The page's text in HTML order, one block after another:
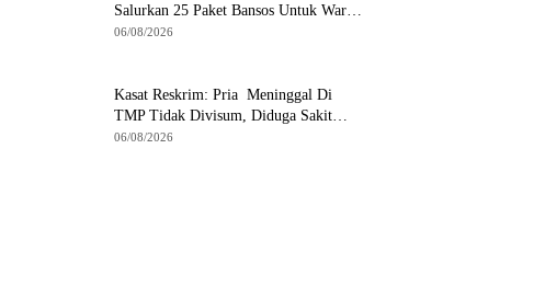
Salurkan 25 Paket Bansos Untuk Warga
di Tanjung Unggat
06/08/2026
Kasat Reskrim: Pria Meninggal Di
TMP Tidak Divisum, Diduga Sakit
Jantung
06/08/2026